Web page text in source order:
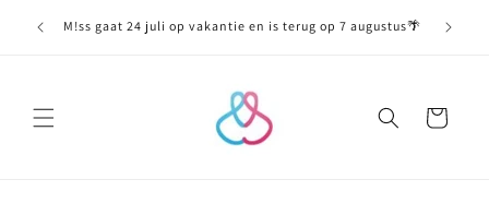
naar deM!ss gaat 24 juli op vakantie en is terug op 7 augustus🌴
Winkelwagen